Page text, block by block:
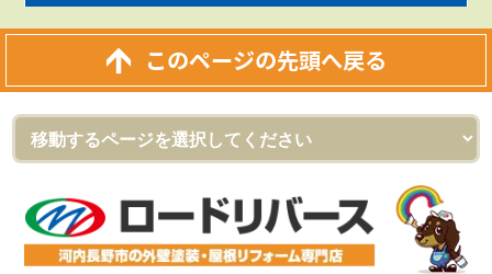
このページの先頭へ戻る